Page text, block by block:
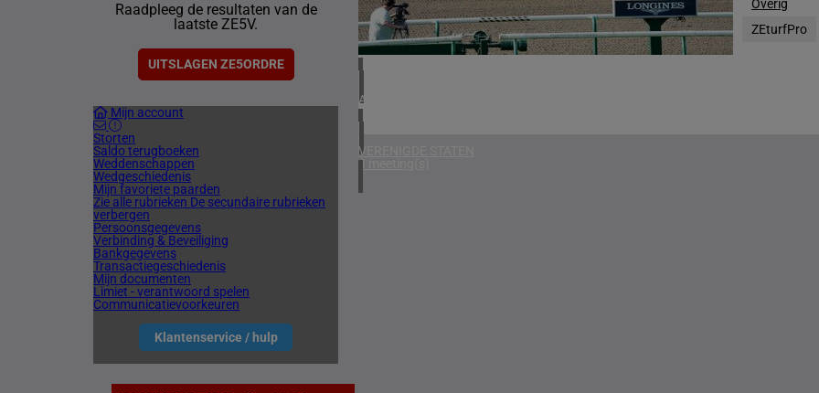
Raadpleeg de resultaten van de
laatste ZE5V.
UITSLAGEN ZE5ORDRE
Mijn account
Storten
Saldo terugboeken
Weddenschappen
Wedgeschiedenis
Mijn favoriete paarden
Zie alle rubrieken De secundaire rubrieken
verbergen
Persoonsgegevens
Verbinding & Beveiliging
Bankgegevens
Transactiegeschiedenis
Mijn documenten
Limiet - verantwoord spelen
Communicatievoorkeuren
Klantenservice / hulp
1 meeting(s)
CHILI
1 meeting(s)
ARGENTINIË
1 meeting(s)
VERENIGDE STATEN
4 meeting(s)
Overig
ZEturfPro